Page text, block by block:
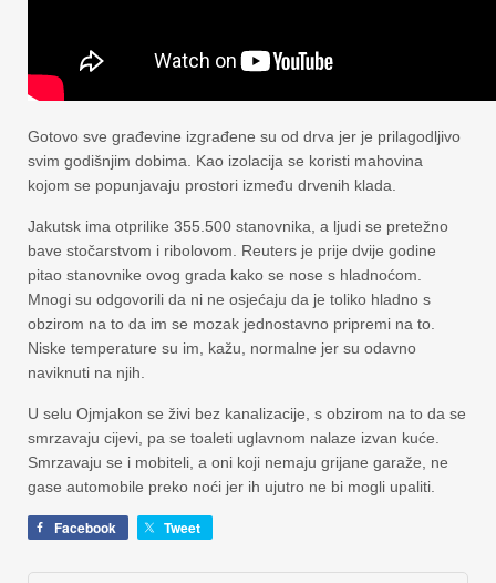
Gotovo sve građevine izgrađene su od drva jer je prilagodljivo
svim godišnjim dobima. Kao izolacija se koristi mahovina
kojom se popunjavaju prostori između drvenih klada.
Jakutsk ima otprilike 355.500 stanovnika, a ljudi se pretežno
bave stočarstvom i ribolovom. Reuters je prije dvije godine
pitao stanovnike ovog grada kako se nose s hladnoćom.
Mnogi su odgovorili da ni ne osjećaju da je toliko hladno s
obzirom na to da im se mozak jednostavno pripremi na to.
Niske temperature su im, kažu, normalne jer su odavno
naviknuti na njih.
U selu Ojmjakon se živi bez kanalizacije, s obzirom na to da se
smrzavaju cijevi, pa se toaleti uglavnom nalaze izvan kuće.
Smrzavaju se i mobiteli, a oni koji nemaju grijane garaže, ne
gase automobile preko noći jer ih ujutro ne bi mogli upaliti.
Facebook Tweet